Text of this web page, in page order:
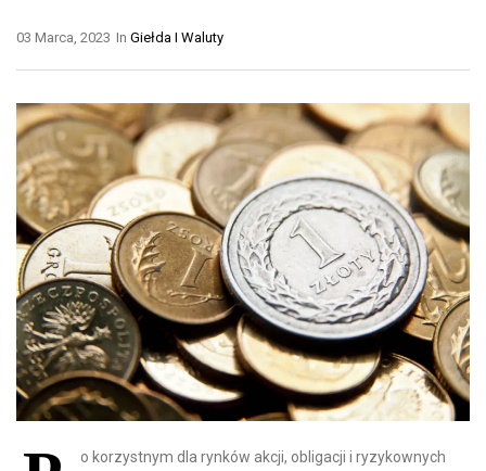
In Giełda I Waluty
03 Marca, 2023
o korzystnym dla rynków akcji, obligacji i ryzykownych